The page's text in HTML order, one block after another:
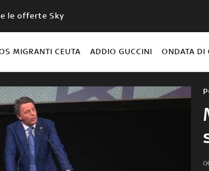
le offerte Sky
MIGRANTI CEUTA ADDIO GUCCINI ONDATA DI